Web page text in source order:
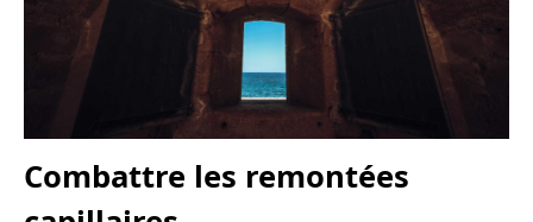
Combattre les remontées